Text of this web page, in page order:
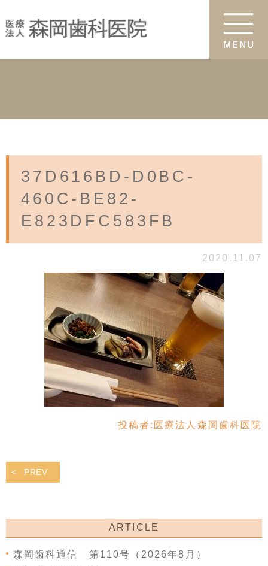
37D616BD-D0BC-
460C-BE82-
E823DFC583FB
2020.11.07
投稿者: 医療法人森岡歯科医院
PREV
ARTICLE
森岡歯科通信 第110号（2026年8月）